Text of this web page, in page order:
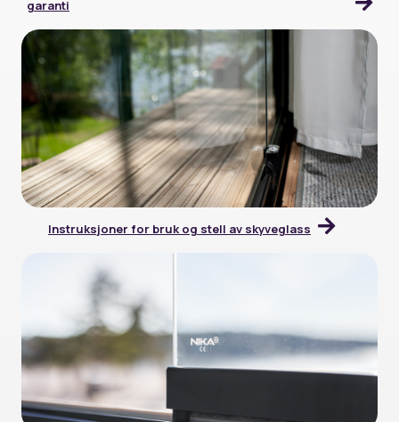
garanti
Instruksjoner for bruk og stell av skyveglass